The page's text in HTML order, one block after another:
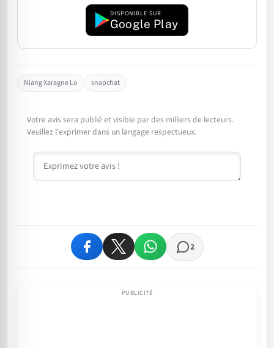
DISPONIBLE SUR
Google Play
Niang Xaragne Lo snapchat
Votre avis sera publié et visible par des milliers de lecteurs.
Veuillez l'exprimer dans un langage respectueux.
Commentaire
2